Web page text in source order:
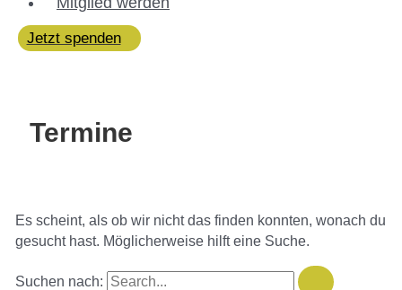
Jetzt spenden
Termine
Es scheint, als ob wir nicht das finden konnten, wonach du
gesucht hast. Möglicherweise hilft eine Suche.
Suchen nach: